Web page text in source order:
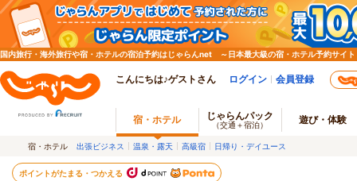
国内旅行・海外旅行や宿・ホテルの宿泊予約はじゃらんnet ～日本最大級の宿・ホテル予約サイト
こんにちは♪ゲストさん ログイン 会員登録
宿・ホテル じゃらんパック
（交通＋宿泊） 遊び・体験
宿・ホテル 出張ビジネス 温泉・露天 高級宿 日帰り・デイユース
ポイントがたまる・つかえる